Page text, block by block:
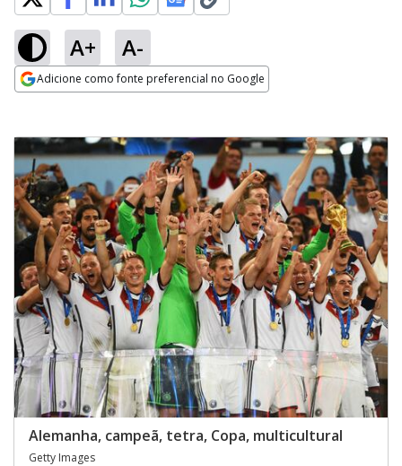
A+ A-
Adicione como fonte preferencial no Google
Alemanha, campeã, tetra, Copa, multicultural
Getty Images